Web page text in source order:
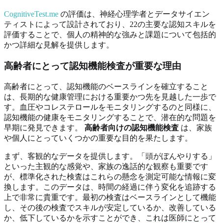
CognitiveTest.me の評価は、神経心理学者とデータサイエン
ティストによって設計されており、22の主要な認知スキルを
評価することで、個人の精神的な強みと課題について包括的
かつ詳細な見解を提供します。
高齢者にとって認知機能検査が重要な理由
高齢者にとって、認知機能のベースラインを確立すること
は、長期的な健康管理における重要かつ先を見越した一歩で
す。血圧やコレステロールをモニタリングするのと同様に、
認知機能の健康をモニタリングすることで、潜在的な問題を
早期に発見できます。 高齢者向けの認知機能検査 は、家族
や個人にとっていくつかの重要な目的を果たします。
まず、客観的なデータを提供します。「頭がぼんやりする」
といった主観的な感覚や、家族の逸話的な観察も重要です
が、標準化された検査はこれらの懸念を測定可能な情報に変
換します。このデータは、時間の経過に伴う変化を追跡する
上で非常に貴重です。最初の検査はベースラインとして機能
し、その後の検査でスキルが安定しているか、改善している
か、低下しているかを示すことができ、これは医師にとって